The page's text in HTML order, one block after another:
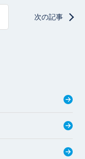
次の記事